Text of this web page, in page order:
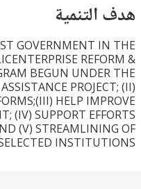
ASSIST GOVERNMENT
PUBLICENTERPRISE
PROGRAM BEGUN
ASSISTANCE
REFORMS;(III) HELP
(IV) SUPPORT
AND (V)
SELECTED